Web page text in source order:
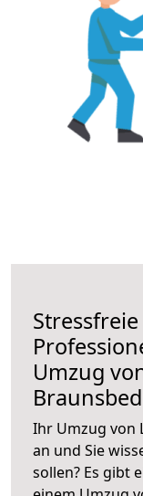
Umzug
Ihr Umzug von
an und Sie
sollen? Es gibt